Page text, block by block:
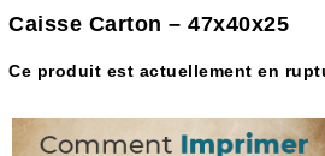
Caisse Carton – 47x40x25
Ce produit est actuellement en